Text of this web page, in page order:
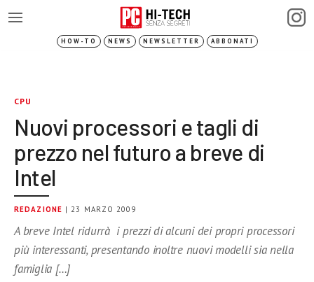
HOW-TO NEWS NEWSLETTER ABBONATI
CPU
Nuovi processori e tagli di
prezzo nel futuro a breve di
Intel
REDAZIONE | 23 MARZO 2009
A breve Intel ridurrà i prezzi di alcuni dei propri processori
più interessanti, presentando inoltre nuovi modelli sia nella
famiglia […]